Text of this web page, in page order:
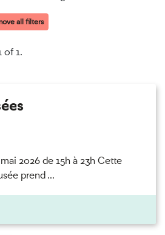
all filters
of 1.
2026 de 15h à 23h Cette
prend ...